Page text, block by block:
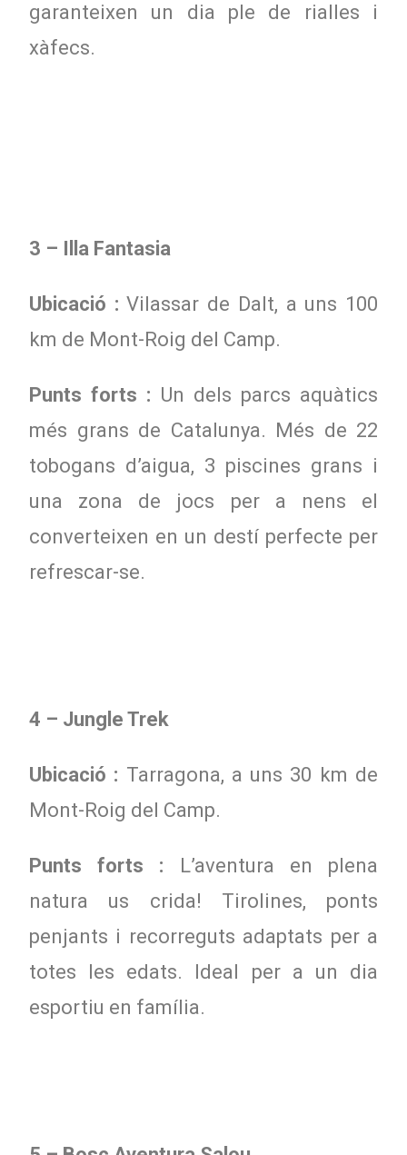
garanteixen un dia ple de rialles i
xàfecs.
3 – Illa Fantasia
Ubicació : Vilassar de Dalt, a uns 100
km de Mont-Roig del Camp.
Punts forts : Un dels parcs aquàtics
més grans de Catalunya. Més de 22
tobogans d’aigua, 3 piscines grans i
una zona de jocs per a nens el
converteixen en un destí perfecte per
refrescar-se.
4 – Jungle Trek
Ubicació : Tarragona, a uns 30 km de
Mont-Roig del Camp.
Punts forts : L’aventura en plena
natura us crida! Tirolines, ponts
penjants i recorreguts adaptats per a
totes les edats. Ideal per a un dia
esportiu en família.